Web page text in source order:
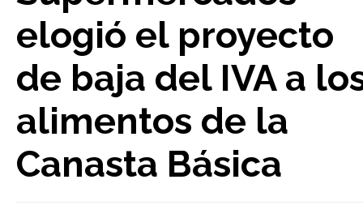
elogió el proyecto
de baja del IVA a
alimentos de la
Canasta Básica